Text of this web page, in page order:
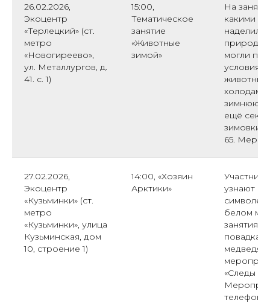
26.02.2026,
Экоцентр
«Терлецкий» (ст.
метро
«Новогиреево»,
ул. Металлургов, д.
41. с. 1)
15:00,
Тематическое
занятие
«Животные
зимой»
На
какими
наделила
природа
могли
условия
животные
холодам,
зимнюю
ещё
зимовки.
65.
27.02.2026,
Экоцентр
«Кузьминки» (ст.
метро
«Кузьминки», улица
Кузьминская, дом
10, строение 1)
14:00, «Хозяин
Арктики»
узнают
символе
белом
занятия
медведя.
«Следы на
телефону: